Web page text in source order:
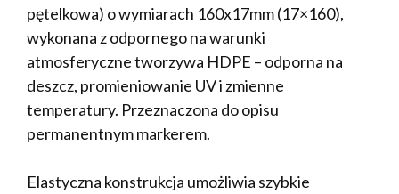
pętelkowa) o wymiarach 160x17mm (17×160),
wykonana z odpornego na warunki
atmosferyczne tworzywa HDPE – odporna na
deszcz, promieniowanie UV i zmienne
temperatury. Przeznaczona do opisu
permanentnym markerem.
Elastyczna konstrukcja umożliwia szybkie